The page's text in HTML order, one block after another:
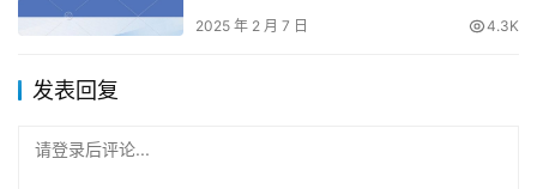
2025 年 2 月 7 日 4.3K
发表回复
请登录后评论...